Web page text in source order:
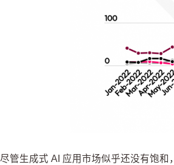
尽管生成式 AI 应用市场似乎还没有饱